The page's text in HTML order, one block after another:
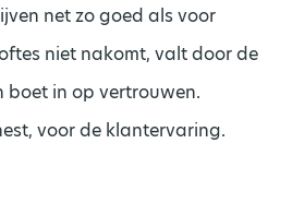
net zo goed als voor
niet nakomt, valt door de
boet in op vertrouwen.
voor de klantervaring.